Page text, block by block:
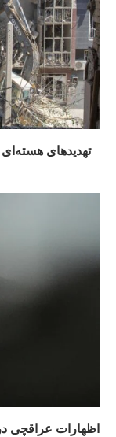
تهدیدهای هسته‌ای ایران ۲۰۲۶ و هشدار
اظهارات عراقچی